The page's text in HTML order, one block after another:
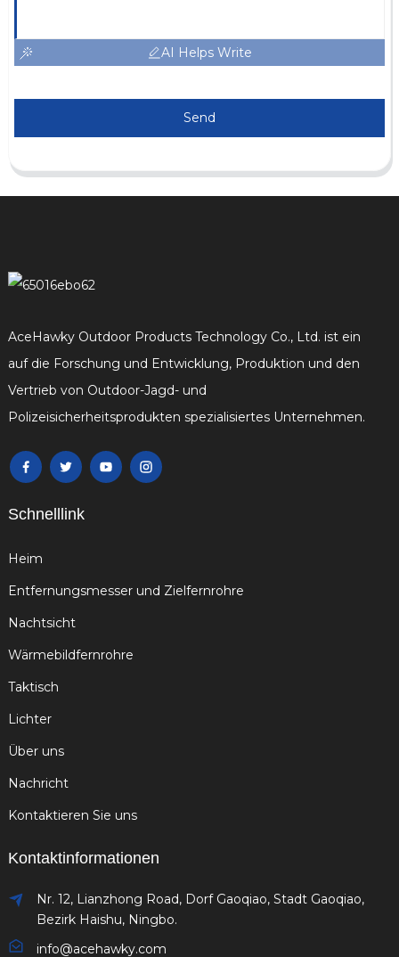
AI Helps Write
Send
AceHawky Outdoor Products Technology Co., Ltd. ist ein
auf die Forschung und Entwicklung, Produktion und den
Vertrieb von Outdoor-Jagd- und
Polizeisicherheitsprodukten spezialisiertes Unternehmen.
Schnelllink
Heim
Entfernungsmesser und Zielfernrohre
Nachtsicht
Wärmebildfernrohre
Taktisch
Lichter
Über uns
Nachricht
Kontaktieren Sie uns
Kontaktinformationen
Nr. 12, Lianzhong Road, Dorf Gaoqiao, Stadt Gaoqiao,
Bezirk Haishu, Ningbo.
info@acehawky.com